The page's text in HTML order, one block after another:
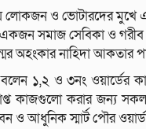
লোকজন ও ভোটারদের
সমাজ সেবিকা ও গরীব
অহংকার নাহিদা আকতার
১,২ ও ৩নং ওয়ার্ডের
কাজগুলো করার জন্য
ও আধুনিক স্মার্ট পৌর